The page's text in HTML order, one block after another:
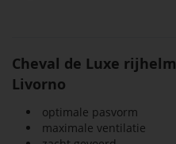
Cheval de Luxe rijhelm
Livorno
optimale pasvorm
maximale ventilatie